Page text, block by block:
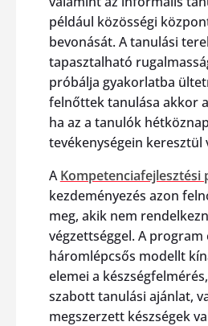
például közösségi
bevonását. A tanulási
tapasztalható
próbálja gyakorlatba
felnőttek tanulása akkor
ha az a tanulók
tevékenységein keresztül
AKompetenciafejlesztési
kezdeményezés azon
meg, akik nem
végzettséggel. A program
háromlépcsős modellt
elemei a
szabott tanulási ajánlat,
megszerzett készségek